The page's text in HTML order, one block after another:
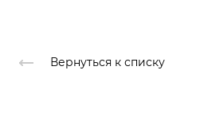
Вернуться к списку